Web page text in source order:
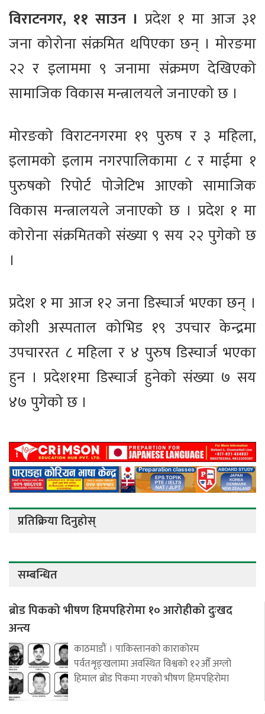
विराटनगर, ११ साउन । प्रदेश १ मा आज ३१
जना कोरोना संक्रमित थपिएका छन् । मोरङमा
२२ र इलाममा ९ जनामा संक्रमण देखिएको
सामाजिक विकास मन्त्रालयले जनाएको छ ।
मोरङको विराटनगरमा १९ पुरुष र ३ महिला,
इलामको इलाम नगरपालिकामा ८ र माईमा १
पुरुषको रिपोर्ट पोजेटिभ आएको सामाजिक
विकास मन्त्रालयले जनाएको छ । प्रदेश १ मा
कोरोना संक्रमितको संख्या ९ सय २२ पुगेको छ
।
प्रदेश १ मा आज १२ जना डिस्चार्ज भएका छन् ।
कोशी अस्पताल कोभिड १९ उपचार केन्द्रमा
उपचाररत ८ महिला र ४ पुरुष डिस्चार्ज भएका
हुन । प्रदेश१मा डिस्चार्ज हुनेको संख्या ७ सय
४७ पुगेको छ ।
प्रतिक्रिया दिनुहोस्
सम्बन्धित
ब्रोड पिकको भीषण हिमपहिरोमा १० आरोहीको दुःखद
अन्त्य
काठमाडौं । पाकिस्तानको काराकोरम
पर्वतशृङ्खलामा अवस्थित विश्वको १२औँ अग्लो
हिमाल ब्रोड पिकमा गएको भीषण हिमपहिरोमा